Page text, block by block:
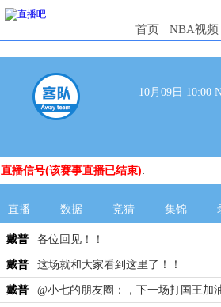
首页 NBA视频
10月09日 10:00
直播信号(该赛事直播已结束):
直播 数据 竞猜 集锦
戴普 各位回见！！
戴普 这场就和大家看到这里了！！
戴普 @小七的朋友圈：，下一场打国王